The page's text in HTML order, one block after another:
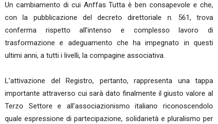
Un cambiamento di cui Anffas Tutta è ben consapevole e che,
con la pubblicazione del decreto direttoriale n. 561, trova
conferma rispetto all’intenso e complesso lavoro di
trasformazione e adeguamento che ha impegnato in questi
ultimi anni, a tutti i livelli, la compagine associativa.
L’attivazione del Registro, pertanto, rappresenta una tappa
importante attraverso cui sarà dato finalmente il giusto valore al
Terzo Settore e all'associazionismo italiano riconoscendolo
quale espressione di partecipazione, solidarietà e pluralismo per